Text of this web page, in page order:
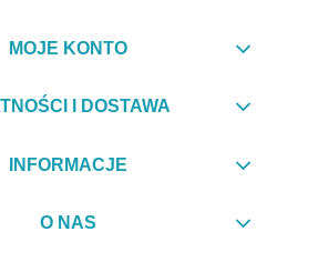
MOJE KONTO
I DOSTAWA
INFORMACJE
O NAS